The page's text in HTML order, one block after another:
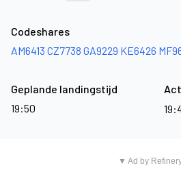
Codeshares
AM6413 CZ7738 GA9229 KE6426
Geplande landingstijd
19:50
▼ Ad by